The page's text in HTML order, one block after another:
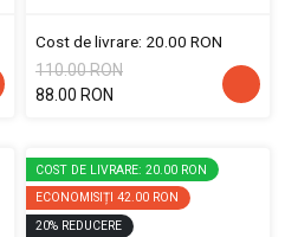
Cost de livrare: 20.00 RON
110.00 RON
88.00 RON
COST DE LIVRARE: 20.00 RON
ECONOMISIȚI 42.00 RON
20% REDUCERE